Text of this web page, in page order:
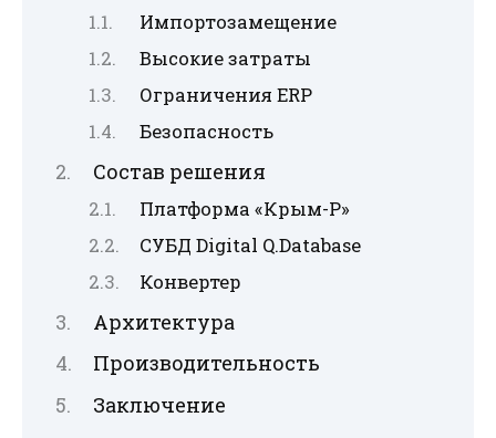
Импортозамещение
Высокие затраты
Ограничения ERP
Безопасность
Состав решения
Платформа «Крым-Р»
СУБД Digital Q.Database
Конвертер
Архитектура
Производительность
Заключение